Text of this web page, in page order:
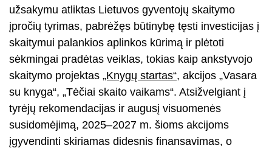
užsakymu atliktas Lietuvos gyventojų skaitymo
įpročių tyrimas, pabrėžęs būtinybę tęsti investicijas į
skaitymui palankios aplinkos kūrimą ir plėtoti
sėkmingai pradėtas veiklas, tokias kaip ankstyvojo
skaitymo projektas „Knygų startas“, akcijos „Vasara
su knyga“, „Tėčiai skaito vaikams“. Atsižvelgiant į
tyrėjų rekomendacijas ir augusį visuomenės
susidomėjimą, 2025–2027 m. šioms akcijoms
įgyvendinti skiriamas didesnis finansavimas, o